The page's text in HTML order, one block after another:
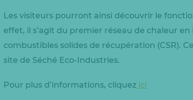
Les visiteurs pourront ainsi découvrir le
effet, il s’agit du premier réseau de chaleur
combustibles solides de récupération (CSR).
site de Séché Eco-Industries.
Pour plus d’informations, cliquez ici